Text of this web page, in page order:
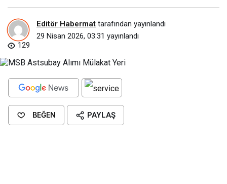
Editör Habermat tarafından yayınlandı
29 Nisan 2026, 03:31 yayınlandı
129
BEĞEN PAYLAŞ